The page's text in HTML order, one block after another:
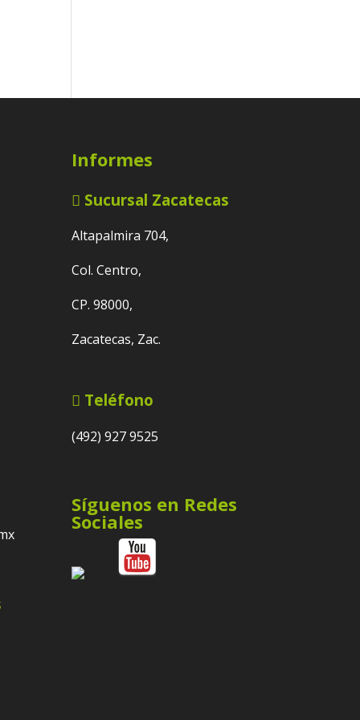
Informes
Sucursal Zacatecas
Altapalmira 704,
Col. Centro,
CP. 98000,
Zacatecas, Zac.
Teléfono
(492) 927 9525
Síguenos en Redes
Sociales